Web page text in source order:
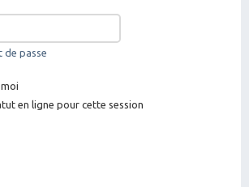
de passe
en ligne pour cette session